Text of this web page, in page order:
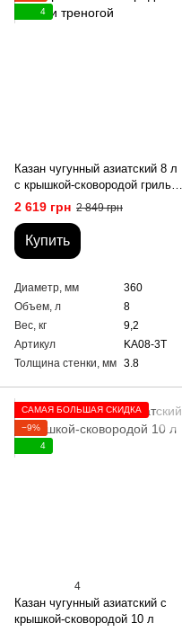
4
Казан чугунный азиатский 8 л
с крышкой-сковородой гриль и
треногой
2 619 грн 2 849 грн
Купить
Диаметр, мм
360
Объем, л
8
Вес, кг
9,2
Артикул
KA08-3T
Толщина стенки, мм 3.8
САМАЯ БОЛЬШАЯ СКИДКА
−9%
4
4
Казан чугунный азиатский с
крышкой-сковородой 10 л